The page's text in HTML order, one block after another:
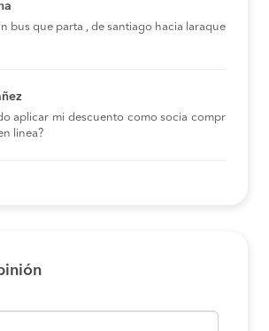
bus que parta , de santiago hacia laraque
aplicar mi descuento como socia compr
linea?